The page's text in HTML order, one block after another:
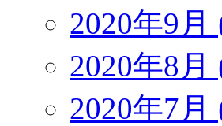
2020年9月
2020年8月
2020年7月